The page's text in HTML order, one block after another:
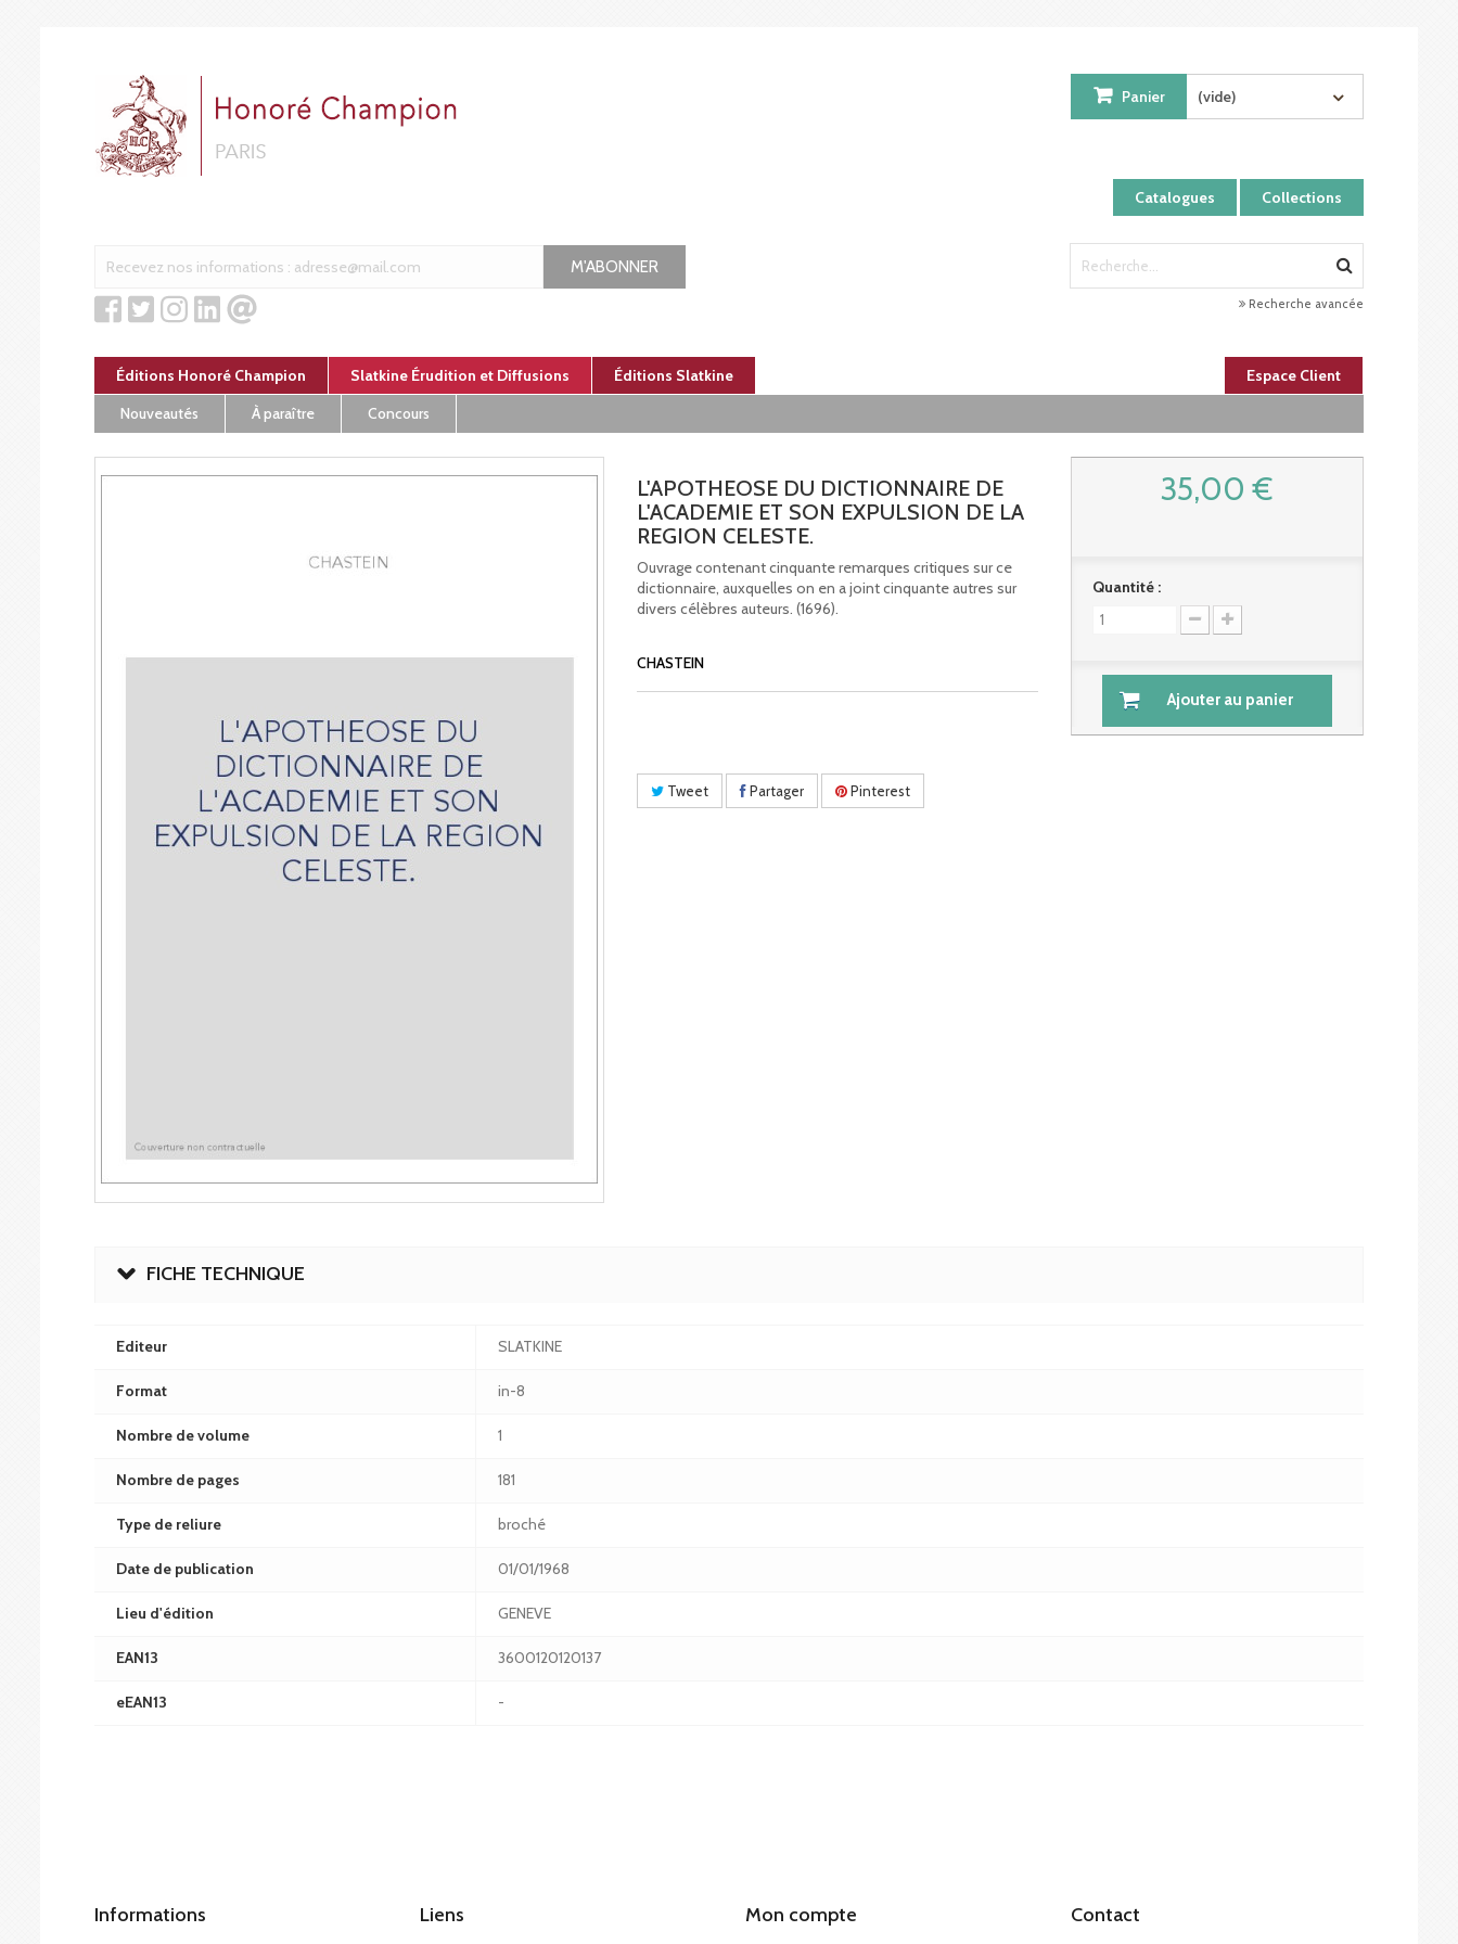
Catalogues Collections
Panier (vide)
M'ABONNER
Recherche avancée
Éditions Honoré Champion Slatkine Érudition et Diffusions Éditions Slatkine
Espace Client
Nouveautés
À paraître Concours
L'APOTHEOSE DU DICTIONNAIRE DE
L'ACADEMIE ET SON EXPULSION DE LA
REGION CELESTE.
Ouvrage contenant cinquante remarques critiques sur ce
dictionnaire, auxquelles on en a joint cinquante autres sur
divers célèbres auteurs. (1696).
CHASTEIN
Tweet Partager Pinterest
35,00 €
Quantité :
Ajouter au panier
FICHE TECHNIQUE
Editeur SLATKINE
Format in-8
Nombre de volume 1
Nombre de pages 181
Type de reliure broché
Date de publication 01/01/1968
Lieu d'édition GENEVE
EAN13 3600120120137
eEAN13 -
Informations Liens Mon compte Contact